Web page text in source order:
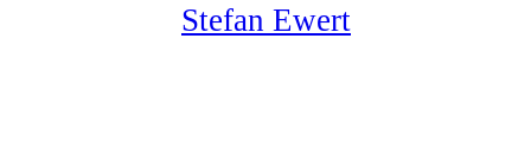
Stefan Ewert